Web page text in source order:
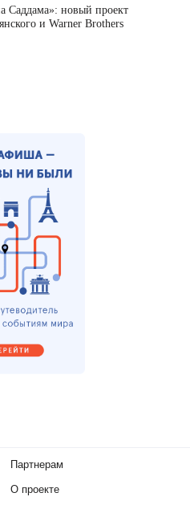
Саддама»: новый проект
и Warner Brothers
Партнерам
О проекте